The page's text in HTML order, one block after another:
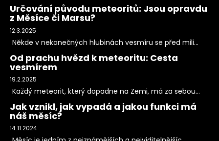
Určování původu meteoritů: Jsou opravdu
z Měsíce či Marsu?
12.3.2025
Někde v nekonečných hlubinách vesmíru se před mili...
Od prachu hvězd k meteoritu: Cesta
vesmírem
19.2.2025
Každý meteorit, který dopadne na Zemi, má za sebou...
Jak vznikl, jak vypadá a jakou funkci má
náš měsíc?
14.11.2024